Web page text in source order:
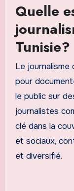
Quelle
Tunisie?
Le
pour
le public sur
journalistes
clé dans la
et sociaux,
et diversifié.